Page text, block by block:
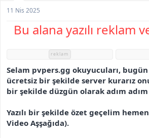
i
i
11 Nis 2025
Bu alana yazılı reklam
reklam
Selam pvpers.gg okuyucuları, bugün
ücretsiz bir şekilde server kurarız
bir şekilde düzgün olarak adım adım
Yazılı bir şekilde özet geçelim hemen
Video Aşşağıda).